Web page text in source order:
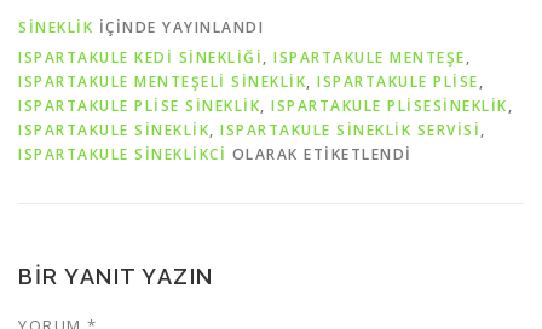
SİNEKLİK IÇINDE YAYINLANDI
ISPARTAKULE KEDİ SİNEKLİĞİ, ISPARTAKULE MENTEŞE,
ISPARTAKULE MENTEŞELİ SİNEKLİK, ISPARTAKULE PLİSE,
ISPARTAKULE PLİSE SİNEKLİK, ISPARTAKULE PLİSESİNEKLİK,
ISPARTAKULE SİNEKLİK, ISPARTAKULE SİNEKLİK SERVİSİ,
ISPARTAKULE SİNEKLİKCİ OLARAK ETIKETLENDI
BIR YANIT YAZIN